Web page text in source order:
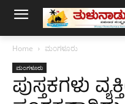
Home ಮಂಗಳೂರು
ಮಂಗಳೂರು
ಪುಸ್ತಕಗಳು